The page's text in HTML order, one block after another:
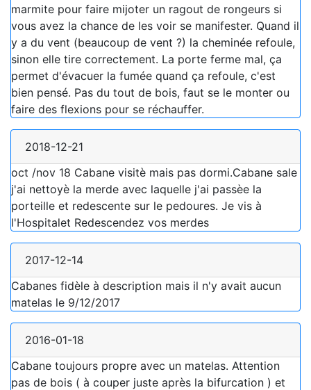
marmite pour faire mijoter un ragout de rongeurs si
vous avez la chance de les voir se manifester. Quand il
y a du vent (beaucoup de vent ?) la cheminée refoule,
sinon elle tire correctement. La porte ferme mal, ça
permet d'évacuer la fumée quand ça refoule, c'est
bien pensé. Pas du tout de bois, faut se le monter ou
faire des flexions pour se réchauffer.
2018-12-21
oct /nov 18 Cabane visitè mais pas dormi.Cabane sale
j'ai nettoyè la merde avec laquelle j'ai passèe la
porteille et redescente sur le pedoures. Je vis à
l'Hospitalet Redescendez vos merdes
2017-12-14
Cabanes fidèle à description mais il n'y avait aucun
matelas le 9/12/2017
2016-01-18
Cabane toujours propre avec un matelas. Attention
pas de bois ( à couper juste après la bifurcation ) et